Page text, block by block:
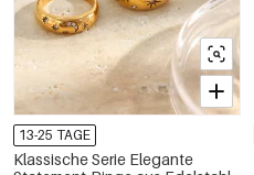
13-25 TAGE
Klassische Serie Elegante